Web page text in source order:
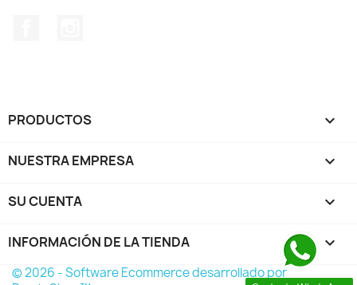
PRODUCTOS 
NUESTRA EMPRESA 
SU CUENTA 
INFORMACIÓN DE LA TIENDA keyboard_arrow_down
© 2026 - Software Ecommerce desarrollado por